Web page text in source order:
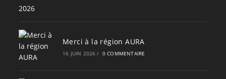
Merci à la région AURA
16 JUIN 2026 / 0 COMMENTAIRE